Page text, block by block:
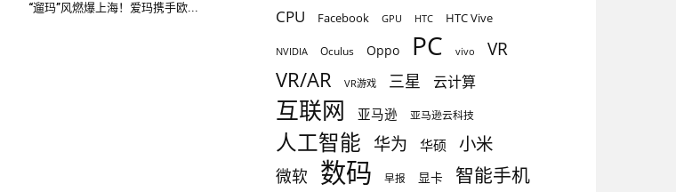
“遛玛”风燃爆上海！爱玛携手欧... CPU Facebook GPU HTC HTC Vive
NVIDIA Oculus Oppo PC vivo VR
VR/AR VR游戏 三星 云计算
互联网 亚马逊 亚马逊云科技
人工智能 华为 华硕 小米
微软 数码 早报 显卡 智能手机